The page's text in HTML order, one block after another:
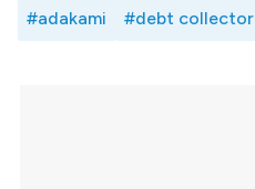
#adakami #debt collector